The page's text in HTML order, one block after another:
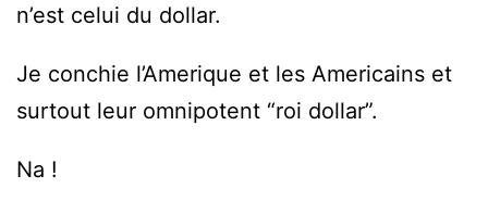
n’est celui du dollar.
Je conchie l’Amerique et les Americains et
surtout leur omnipotent “roi dollar”.
Na !